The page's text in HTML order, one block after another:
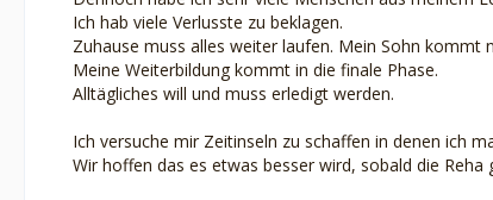
Ich hab viele Verlusste zu beklagen.
Zuhause muss alles weiter laufen. Mein Sohn kommt
Meine Weiterbildung kommt in die finale Phase.
Alltägliches will und muss erledigt werden.
Ich versuche mir Zeitinseln zu schaffen in denen ich
Wir hoffen das es etwas besser wird, sobald die Reha